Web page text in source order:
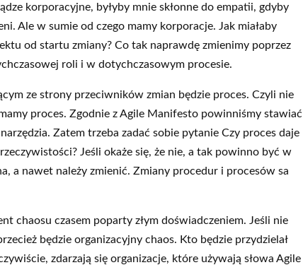
korporacyjne, byłyby mnie skłonne do empatii, gdyby
Ale w sumie od czego mamy korporacje. Jak miałaby
od startu zmiany? Co tak naprawdę zmienimy poprzez
roli i w dotychczasowym procesie.
ze strony przeciwników zmian będzie proces. Czyli nie
proces. Zgodnie z Agile Manifesto powinniśmy stawiać
Zatem trzeba zadać sobie pytanie Czy proces daje
Jeśli okaże się, że nie, a tak powinno być w
a nawet należy zmienić. Zmiany procedur i procesów sa
chaosu czasem poparty złym doświadczeniem. Jeśli nie
będzie organizacyjny chaos. Kto będzie przydzielał
zdarzają się organizacje, które używają słowa Agile